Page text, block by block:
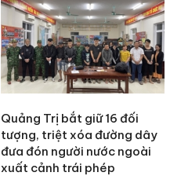
Quảng Trị bắt giữ 16 đối
tượng, triệt xóa đường dây
đưa đón người nước ngoài
xuất cảnh trái phép